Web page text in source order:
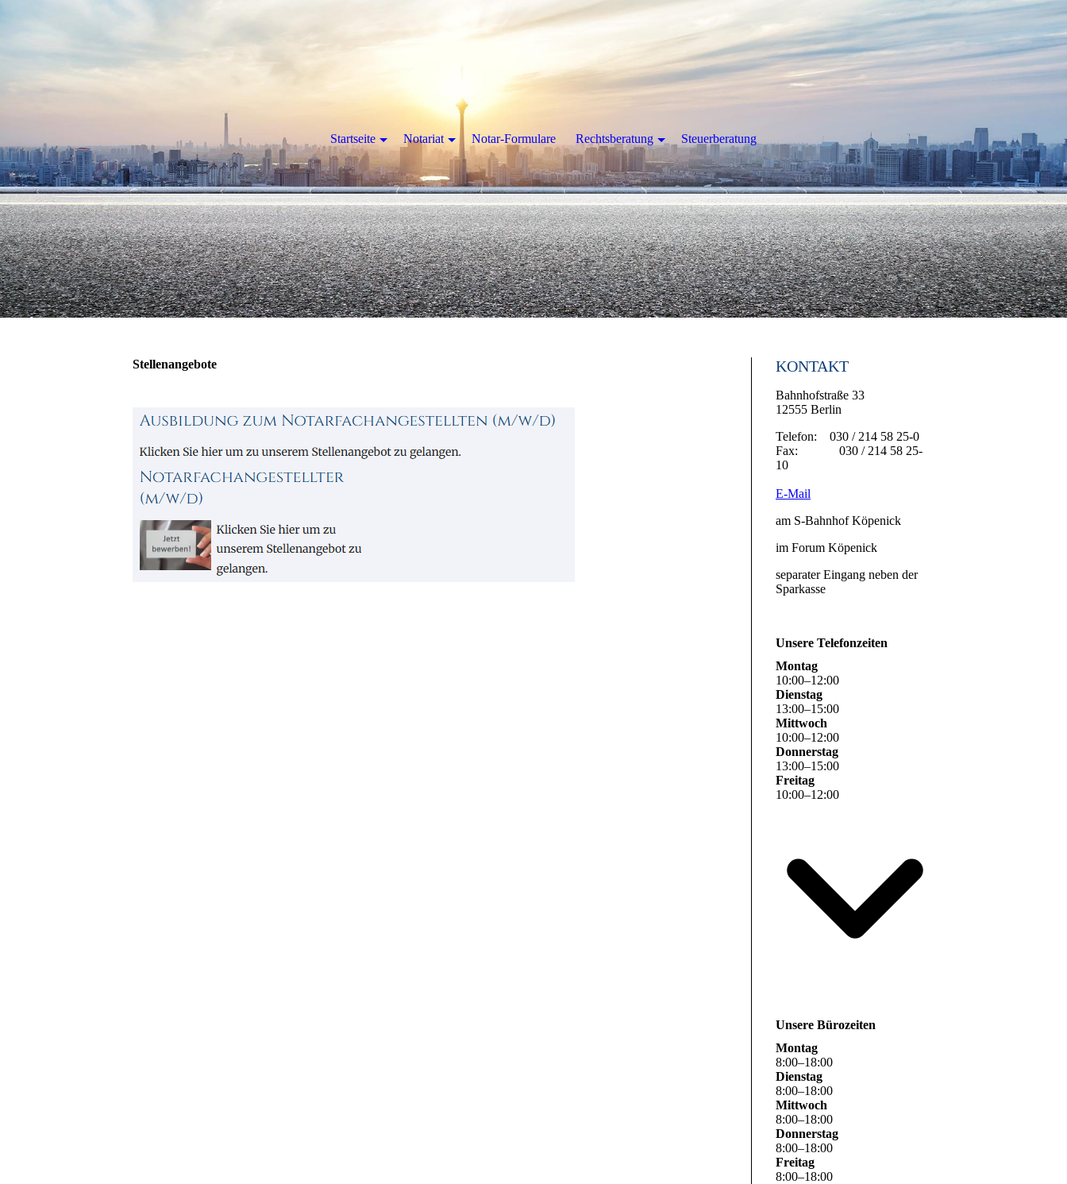
Stellenangebote KONTAKT
Bahnhofstraße 33
12555 Berlin
Telefon: 030 / 214 58 25-0
Fax: 030 / 214 58 25-
10
E-Mail
am S-Bahnhof Köpenick
im Forum Köpenick
separater Eingang neben der
Sparkasse
Unsere Telefonzeiten
Montag
10:00–12:00
Dienstag
13:00–15:00
Mittwoch
10:00–12:00
Donnerstag
13:00–15:00
Freitag
10:00–12:00
Unsere Bürozeiten
Montag
8:00–18:00
Dienstag
8:00–18:00
Mittwoch
8:00–18:00
Donnerstag
8:00–18:00
Freitag
8:00–18:00
Startseite Notariat Notar-Formulare Rechtsberatung Steuerberatung